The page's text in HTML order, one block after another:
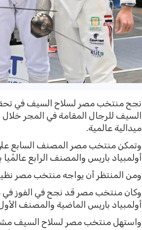
نجح منتخب مصر لسلاح السيف في تحقيق
ميدالية عالمية.
وتمكن منتخب مصر المصنف السابع
أولمبياد باريس والمصنف الرابع عالمًيا بنتيجة 45-43 ليصل بذلك
ومن المنتظر أن يواجه منتخب مصر
وكان منتخب مصر قد نجح في الفوز في
أولمبياد باريس الماضية والمصنف الأول
واستهل منتخب مصر لسلاح السيف